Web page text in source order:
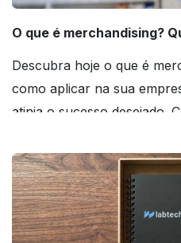
O que é merchandising?
Descubra hoje o que é
como aplicar na sua
atinja o sucesso desejado.